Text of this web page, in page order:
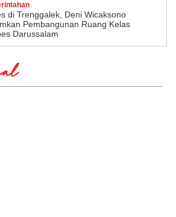
di Trenggalek, Deni Wicaksono
Pembangunan Ruang Kelas
Darussalam